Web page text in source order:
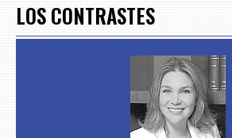
LOS CONTRASTES